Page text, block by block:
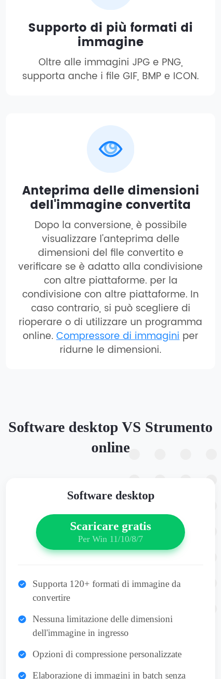
Supporto di più formati di
immagine
Oltre alle immagini JPG e PNG,
supporta anche i file GIF, BMP e ICON.
Anteprima delle dimensioni
dell'immagine convertita
Dopo la conversione, è possibile
visualizzare l'anteprima delle
dimensioni del file convertito e
verificare se è adatto alla condivisione
con altre piattaforme. per la
condivisione con altre piattaforme. In
caso contrario, si può scegliere di
rioperare o di utilizzare un programma
online. Compressore di immagini per
ridurne le dimensioni.
Software desktop VS Strumento
online
Software desktop
Scaricare gratis
Per Win 11/10/8/7
Supporta 120+ formati di immagine da
convertire
Nessuna limitazione delle dimensioni
dell'immagine in ingresso
Opzioni di compressione personalizzate
Elaborazione di immagini in batch senza